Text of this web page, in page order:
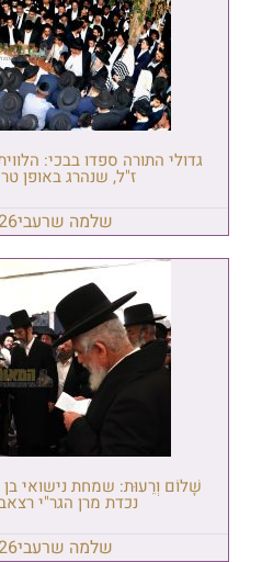
גדולי התורה ספדו בבכי:
ז"ל, שנהרג באופן
שלמה שרעבי
שָׁלוֹם וְרֵעוּת: שמחת נישואי
נכדת מרן הגר"י
שלמה שרעבי